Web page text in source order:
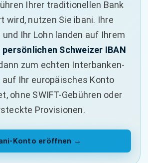
Ihrer traditionellen Bank
wird, nutzen Sie ibani. Ihre
Ihr Lohn landen auf Ihrem
Schweizer IBAN
zum echten Interbanken-
Ihr europäisches Konto
ohne SWIFT-Gebühren oder
Provisionen.
Konto eröffnen →